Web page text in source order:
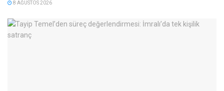
8 AĞUSTOS 2026